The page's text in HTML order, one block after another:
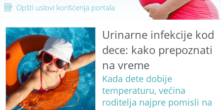
Opšti uslovi korišćenja portala
Urinarne infekcije kod
dece: kako prepoznati
na vreme
Kada dete dobije
temperaturu, većina
roditelja najpre pomisli na